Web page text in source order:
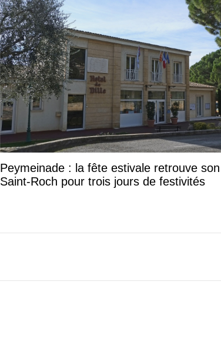
Peymeinade : la fête estivale retrouve
Saint-Roch pour trois jours de festivités